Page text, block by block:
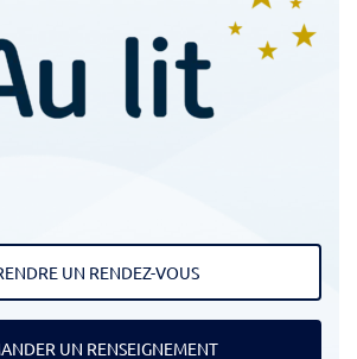
UN RENDEZ-VOUS
UN RENSEIGNEMENT